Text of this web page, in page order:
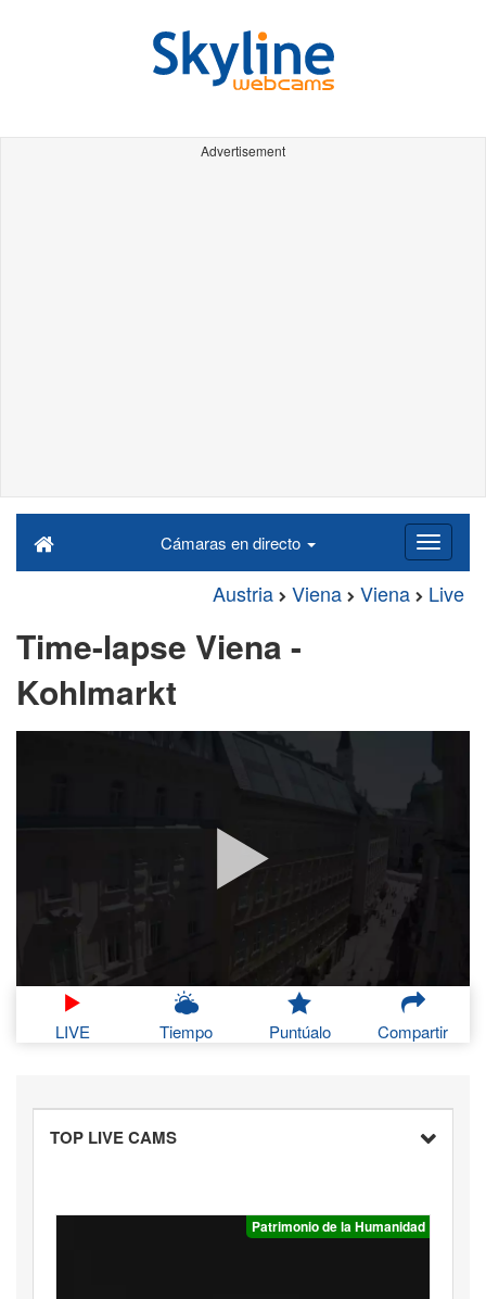
Advertisement
Cámaras en directo
Austria Viena Viena Live
Time-lapse Viena -
Kohlmarkt
LIVE Tiempo Puntúalo Compartir
TOP LIVE CAMS
Patrimonio de la Humanidad